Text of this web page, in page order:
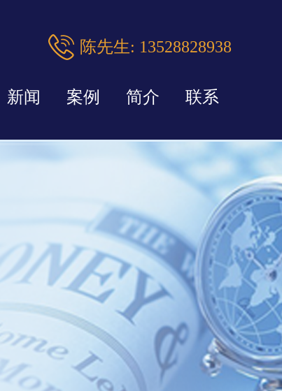
陈先生: 13528828938
新闻 案例 简介 联系